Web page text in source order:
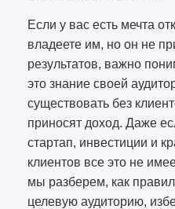
Если у вас есть мечта
владеете им, но он не
результатов, важно
это знание своей
существовать без
приносят доход. Даже
стартап, инвестиции и
клиентов все это не
мы разберем, как
целевую аудиторию,